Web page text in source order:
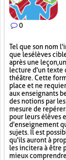
0
Tel que son nom
que les élèves
après une leçon,
lecture d'un texte
théâtre. Cette
place et ne
aux enseignants
des notions par
mesure de
pour leurs élèves
d'enseignement
sujets. Il est
qu'ils auront à
les incitera à être
mieux